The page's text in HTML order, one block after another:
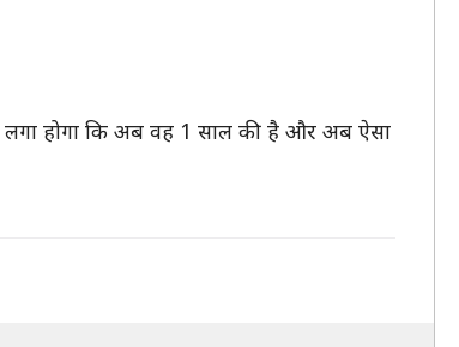
लगा होगा कि अब वह 1 साल की है और अब ऐसा